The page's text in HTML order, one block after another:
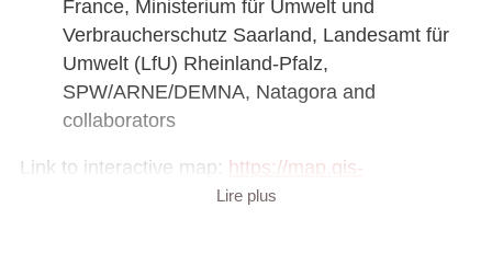
France, Ministerium für Umwelt und
Verbraucherschutz Saarland, Landesamt für
Umwelt (LfU) Rheinland-Pfalz,
SPW/ARNE/DEMNA, Natagora and
collaborators
Link to interactive map: https://map.gis-
Lire plus